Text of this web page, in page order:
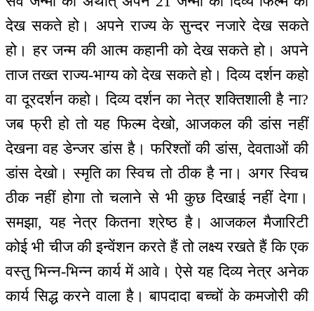
देख सकते हो। अपने राज्य के सुन्दर नजारे देख सकते
हो। हर जन्म की आत्म कहानी को देख सकते हो। अपने
ताज तख्त राज्य-भाग्य को देख सकते हो। दिव्य दर्शन कहो
वा दूरदर्शन कहो। दिव्य दर्शन का नेत्र शक्तिशाली है ना?
जब फ्री हो तो यह फिल्म देखो, आजकल की डांस नहीं
देखना वह डेन्जर डांस है। फरिश्तों की डांस, देवताओं की
डांस देखो। स्मृति का स्विच तो ठीक है ना। अगर स्विच
ठीक नहीं होगा तो चलाने से भी कुछ दिखाई नहीं देगा।
समझा, यह नेत्र कितना श्रेष्ठ है। आजकल मैजारिटी
कोई भी चीज की इन्वेंशन करते हैं तो लक्ष्य रखते हैं कि एक
वस्तु भिन्न-भिन्न कार्य में आवे। ऐसे यह दिव्य नेत्र अनेक
कार्य सिद्ध करने वाला है। बापदादा बच्चों के कमजोरी की